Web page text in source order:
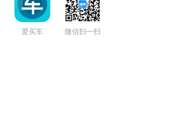
爱买车 微信扫一扫